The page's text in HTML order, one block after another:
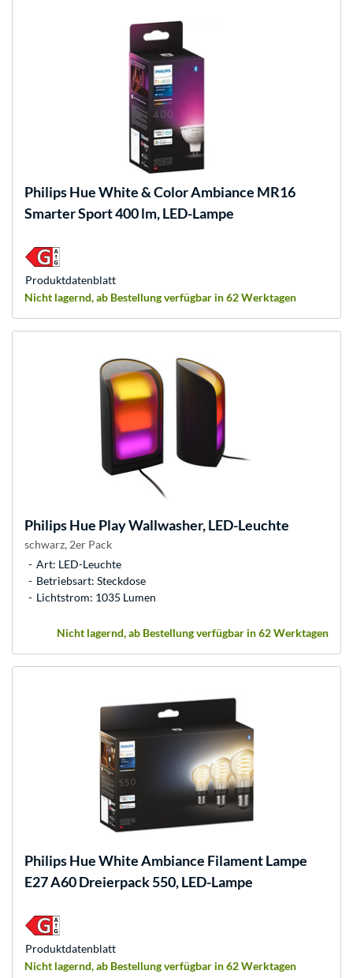
Philips HueWhite & Color Ambiance MR16
Smarter Sport 400 lm, LED-Lampe
Nicht lagernd, ab Bestellung verfügbar in 62 Werktagen
Produkt­datenblatt
Philips Hue Play Wallwasher, LED-Leuchte
schwarz, 2er Pack
Art: LED-Leuchte
Betriebsart: Steckdose
Lichtstrom: 1035 Lumen
Nicht lagernd, ab Bestellung verfügbar in 62 Werktagen
Philips HueWhite Ambiance Filament Lampe
E27 A60 Dreierpack 550, LED-Lampe
Nicht lagernd, ab Bestellung verfügbar in 62 Werktagen
Produkt­datenblatt